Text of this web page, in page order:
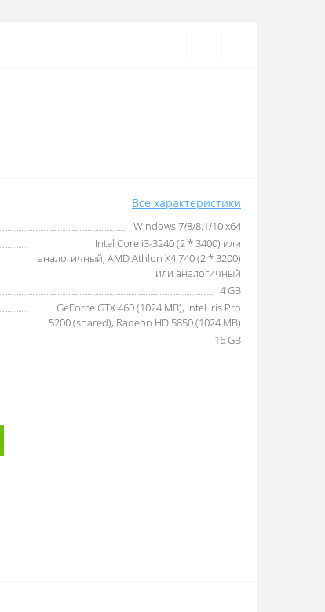
Все характеристики
Windows 7/8/8.1/10 x64
Intel Core i3-3240 (2 * 3400) или
аналогичный, AMD Athlon X4 740 (2 * 3200)
или аналогичный
4 GB
GeForce GTX 460 (1024 MB), Intel Iris Pro
5200 (shared), Radeon HD 5850 (1024 MB)
16 GB